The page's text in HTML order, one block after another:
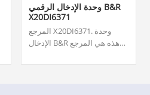
وحدة الإدخال الرقمي B&R
X20DI6371
المرجع X20DI6371. وحدة
الإدخال B&R هذه هي المرجع
مجموعة X20. وحدة الإدخال